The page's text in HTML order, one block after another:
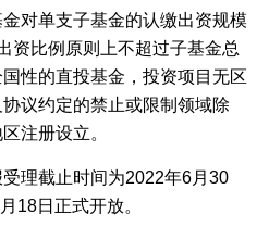
对单支子基金的认缴出资规模
资比例原则上不超过子基金总
性的直投基金，投资项目无区
议约定的禁止或限制领域除
注册设立。
理截止时间为2022年6月30
18日正式开放。